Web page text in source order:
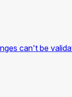
can't be